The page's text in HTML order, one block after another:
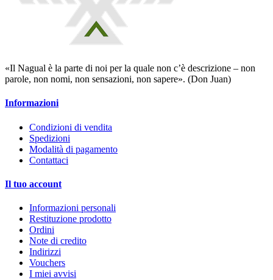
«Il Nagual è la parte di noi per la quale non c’è descrizione – non
parole, non nomi, non sensazioni, non sapere». (Don Juan)
Informazioni
Condizioni di vendita
Spedizioni
Modalità di pagamento
Contattaci
Il tuo account
Informazioni personali
Restituzione prodotto
Ordini
Note di credito
Indirizzi
Vouchers
I miei avvisi